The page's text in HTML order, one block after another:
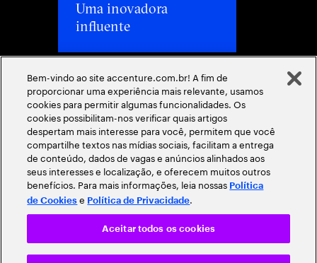
Uma inovadora
influente
Bem-vindo ao site accenture.com.br! A fim de
proporcionar uma experiência mais relevante, usamos
cookies para permitir algumas funcionalidades. Os
cookies possibilitam-nos verificar quais artigos
despertam mais interesse para você, permitem que você
compartilhe textos nas mídias sociais, facilitam a entrega
de conteúdo, dados de vagas e anúncios alinhados aos
seus interesses e localização, e oferecem muitos outros
benefícios. Para mais informações, leia nossas Política
de Cookies e Política de Privacidade.
Aceitar todos os cookies